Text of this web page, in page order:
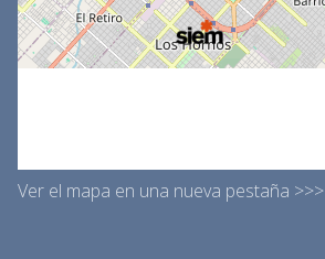
Ver el mapa en una nueva pestaña >>>